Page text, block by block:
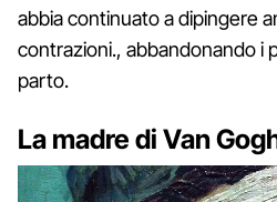
abbia continuato a dipingere
contrazioni., abbandonando i
parto.
La madre di Van